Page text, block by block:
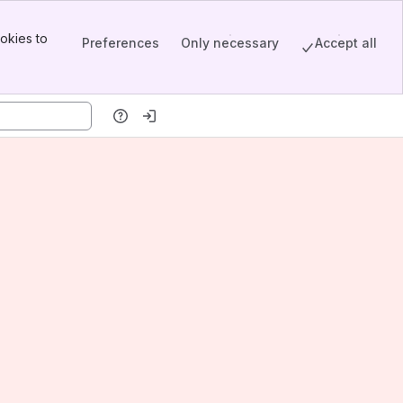
to
Preferences Only necessary Accept all